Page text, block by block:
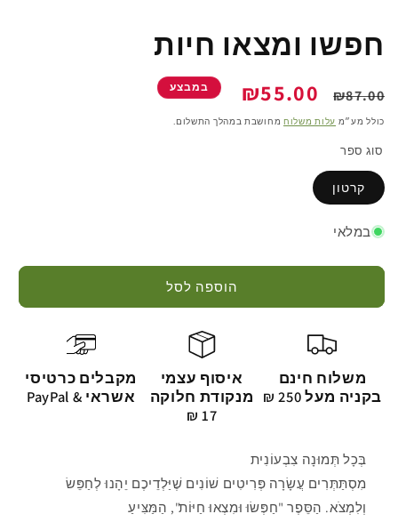
חפשו ומצאו חיות
מחיר
רגיל
₪87.00
מחיר
מבצע
₪55.00 במבצע
כולל מע״מ עלות משלוח מחושבת במהלך התשלום.
סוג ספר
קרטון
במלאי
הוספה לסל
משלוח חינם
בקניה מעל 250 ₪
איסוף עצמי
מנקודת חלוקה
17 ₪
מקבלים כרטיסי
אשראי & PayPal
בְּכָל תְּמוּנָה צִבְעוֹנִית
מִסְתַּתְּרִים עֲשָׂרָה פְּרִיטִים שׁוֹנִים שֶׁיַּלְדֵיכֶם יֵהָנוּ לְחַפֵּשׂ
וְלִמְצֹא. הַסֵּפֶר "חַפְּשׂוּ וּמִצְאוּ חַיּוֹת", הַמַּצִּיעַ